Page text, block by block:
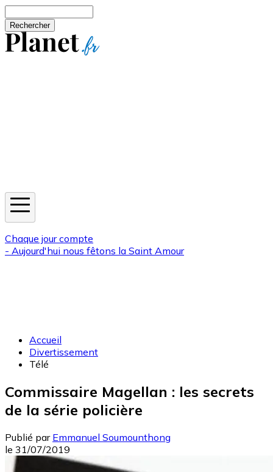
Chaque jour compte
- Aujourd'hui nous fêtons la Saint Amour
Accueil
Divertissement
Télé
Commissaire Magellan : les secrets
de la série policière
Publié par Emmanuel Soumounthong
le 31/07/2019